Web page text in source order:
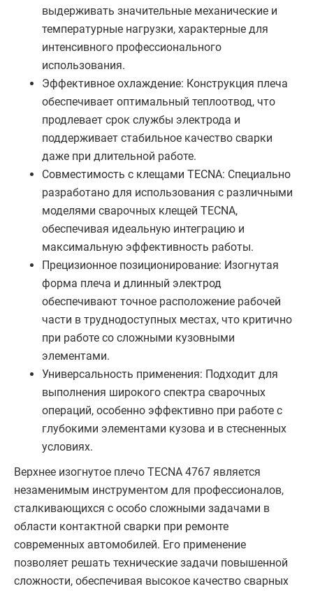
выдерживать значительные механические и
температурные нагрузки, характерные для
интенсивного профессионального
использования.
Эффективное охлаждение: Конструкция плеча
обеспечивает оптимальный теплоотвод, что
продлевает срок службы электрода и
поддерживает стабильное качество сварки
даже при длительной работе.
Совместимость с клещами TECNA: Специально
разработано для использования с различными
моделями сварочных клещей TECNA,
обеспечивая идеальную интеграцию и
максимальную эффективность работы.
Прецизионное позиционирование: Изогнутая
форма плеча и длинный электрод
обеспечивают точное расположение рабочей
части в труднодоступных местах, что критично
при работе со сложными кузовными
элементами.
Универсальность применения: Подходит для
выполнения широкого спектра сварочных
операций, особенно эффективно при работе с
глубокими элементами кузова и в стесненных
условиях.
Верхнее изогнутое плечо TECNA 4767 является
незаменимым инструментом для профессионалов,
сталкивающихся с особо сложными задачами в
области контактной сварки при ремонте
современных автомобилей. Его применение
позволяет решать технические задачи повышенной
сложности, обеспечивая высокое качество сварных